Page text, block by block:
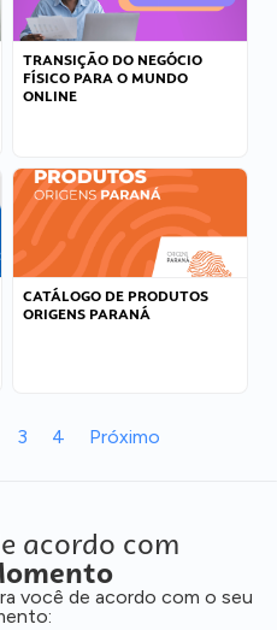
TRANSIÇÃO DO NEGÓCIO
FÍSICO PARA O MUNDO
ONLINE
CATÁLOGO DE PRODUTOS
ORIGENS PARANÁ
3 4 Próximo
acordo com
você de acordo com o seu